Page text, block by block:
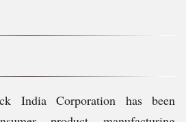
India Corporation has been